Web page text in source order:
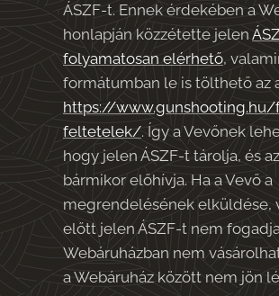
ÁSZF-t. Ennek érdekében a
honlapján közzétette jelen
folyamatosan elérhető,
formátumban le is tölthető az
https://www.gunshooting.hu/
feltetelek/. Így a Vevőnek
hogy jelen ÁSZF-t tárolja, és
bármikor előhívja. Ha a Vevő a
megrendelésének elküldése,
előtt jelen ÁSZF-t nem
Webáruházban nem
a Webáruház között nem jön